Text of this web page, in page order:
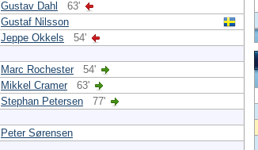
Gustav Dahl
63'
Gustaf Nilsson
Jeppe Okkels 54'
Marc Rochester
54'
Mikkel Cramer
63'
Stephan Petersen 77'
Peter Sørensen